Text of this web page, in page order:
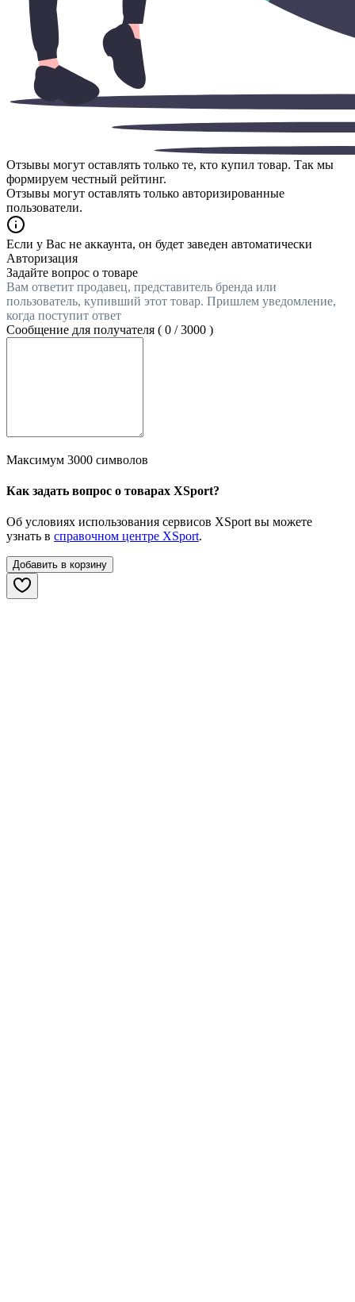
Отзывы могут оставлять только те, кто купил товар. Так мы
формируем честный рейтинг.
Отзывы могут оставлять только авторизированные
пользователи.
Если у Вас не аккаунта, он будет заведен автоматически
Авторизация
Задайте вопрос о товаре
Вам ответит продавец, представитель бренда или
пользователь, купивший этот товар. Пришлем уведомление,
когда поступит ответ
Сообщение для получателя ( 0 /3000 )
Максимум 3000 символов
Как задать вопрос о товарах XSport?
Об условиях использования сервисов XSport вы можете
узнать в справочном центре XSport.
Добавить в корзину